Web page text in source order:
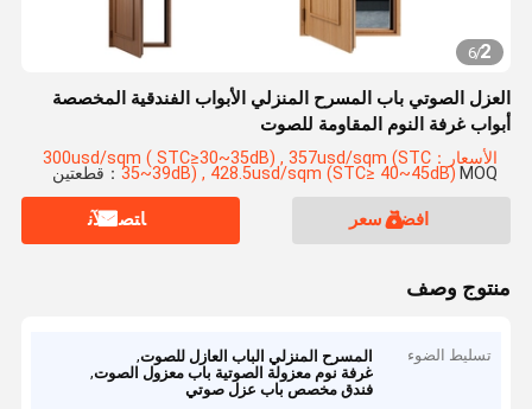
2
/
6
العزل الصوتي باب المسرح المنزلي الأبواب الفندقية المخصصة
أبواب غرفة النوم المقاومة للصوت
الأسعار：300usd/sqm ( STC≥30~35dB) , 357usd/sqm (STC
35~39dB) , 428.5usd/sqm (STC≥ ‌40~45dB) MOQ：قطعتين
افضل سعر ﺎﺘﺼﻟ ﺍﻶﻧ
منتوج وصف
تسليط الضوء المسرح المنزلي الباب العازل للصوت,
غرفة نوم معزولة الصوتية باب معزول الصوت,
فندق مخصص باب عزل صوتي